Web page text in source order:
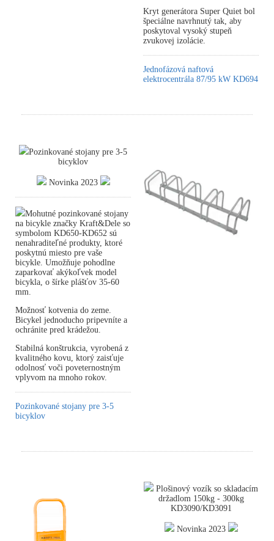
Kryt generátora Super Quiet bol
špeciálne navrhnutý tak, aby
poskytoval vysoký stupeň
zvukovej izolácie.
Jednofázová naftová
elektrocentrála 87/95 kW KD694
Pozinkované stojany pre 3-5
bicyklov
Novinka 2023
Mohutné pozinkované stojany
na bicykle značky Kraft&Dele so
symbolom KD650-KD652 sú
nenahraditeľné produkty, ktoré
poskytnú miesto pre vaše
bicykle. Umožňuje pohodlne
zaparkovať akýkoľvek model
bicykla, o šírke plášťov 35-60
mm.
Možnosť kotvenia do zeme.
Bicykel jednoducho pripevníte a
ochránite pred krádežou.
Stabilná konštrukcia, vyrobená z
kvalitného kovu, ktorý zaisťuje
odolnosť voči poveternostným
vplyvom na mnoho rokov.
Pozinkované stojany pre 3-5
bicyklov
Plošinový vozík so skladacím
držadlom 150kg - 300kg
KD3090/KD3091
Novinka 2023